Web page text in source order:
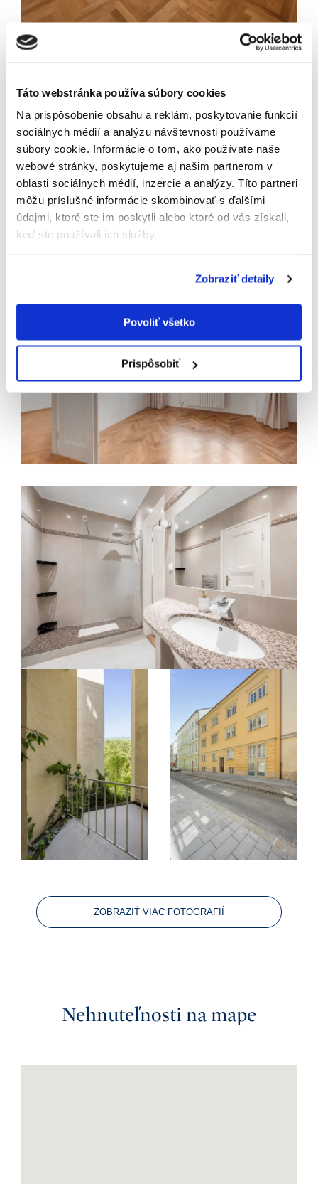
Táto webstránka používa súbory cookies
Na prispôsobenie obsahu a reklám, poskytovanie funkcií
sociálnych médií a analýzu návštevnosti používame
súbory cookie. Informácie o tom, ako používate naše
webové stránky, poskytujeme aj našim partnerom v
oblasti sociálnych médií, inzercie a analýzy. Títo partneri
môžu príslušné informácie skombinovať s ďalšími
údajmi, ktoré ste im poskytli alebo ktoré od vás získali,
keď ste používali ich služby.
Zobraziť detaily
Povoliť všetko
Prispôsobiť
sveta realít.
Odoslaním tohto formulára súhlasíte so
spracúvaním osobných údajov.
ZOBRAZIŤ VIAC FOTOGRAFIÍ
Nehnuteľnosti na mape